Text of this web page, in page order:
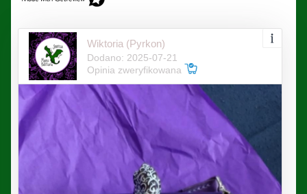
Wiktoria (Pyrkon)
Dodano: 2025-07-21
Opinia zweryfikowana